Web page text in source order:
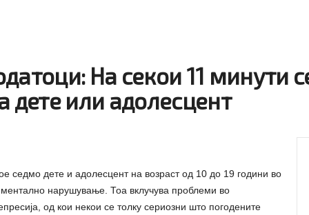
На секои 11 минути
дете или адолесцент
седмо дете и адолесцент на возраст од 10 до 19 години во
ментално нарушување. Тоа вклучува проблеми во
од кои некои се толку сериозни што погодените